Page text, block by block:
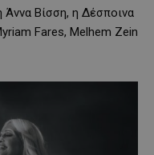
Βίσση, η Δέσποινα
Fares, Melhem Zein